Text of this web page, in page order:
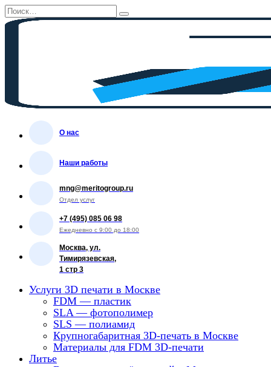
Перейти
к
Search
for:
О нас
Наши работы
mng@meritogroup.ru
Отдел услуг
+7 (495) 085 06 98
Ежедневно с 9:00 до 18:00
Москва, ул.
Тимирязевская,
1 стр 3
Услуги 3D печати в Москве
FDM — пластик
SLA — фотополимер
SLS — полиамид
Крупногабаритная 3D-печать в Москве
Материалы для FDM 3D-печати
Литье